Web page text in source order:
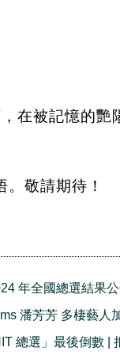
在被記憶的艷
敬請期待！
年全國總選結果
潘芳芳 多棲藝人
總選」最後倒數 |